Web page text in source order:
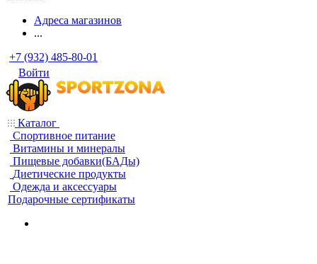
Адреса магазинов
...
+7 (932) 485-80-01
Войти
Каталог
Спортивное питание
Витамины и минералы
Пищевые добавки(БАДы)
Диетические продукты
Одежда и аксессуары
Подарочные сертификаты